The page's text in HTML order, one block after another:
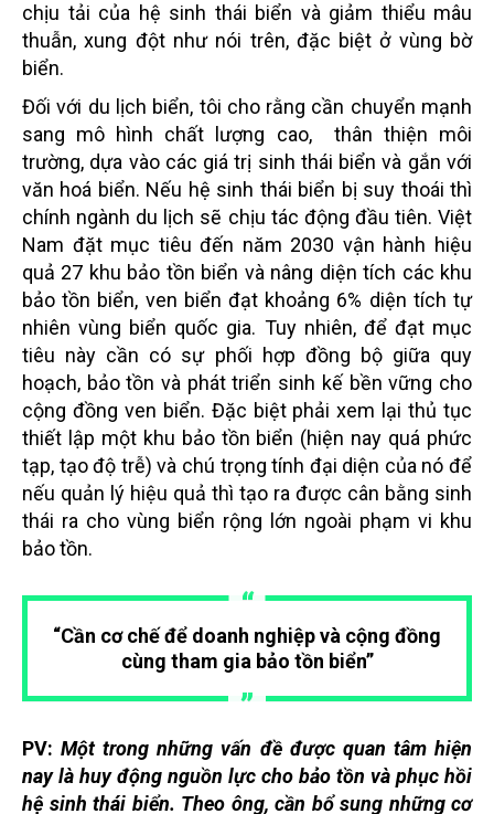
chịu tải của hệ sinh thái biển và giảm thiểu mâu
thuẫn, xung đột như nói trên, đặc biệt ở vùng bờ
biển.
Đối với du lịch biển, tôi cho rằng cần chuyển mạnh
sang mô hình chất lượng cao, thân thiện môi
trường, dựa vào các giá trị sinh thái biển và gắn với
văn hoá biển. Nếu hệ sinh thái biển bị suy thoái thì
chính ngành du lịch sẽ chịu tác động đầu tiên. Việt
Nam đặt mục tiêu đến năm 2030 vận hành hiệu
quả 27 khu bảo tồn biển và nâng diện tích các khu
bảo tồn biển, ven biển đạt khoảng 6% diện tích tự
nhiên vùng biển quốc gia. Tuy nhiên, để đạt mục
tiêu này cần có sự phối hợp đồng bộ giữa quy
hoạch, bảo tồn và phát triển sinh kế bền vững cho
cộng đồng ven biển. Đặc biệt phải xem lại thủ tục
thiết lập một khu bảo tồn biển (hiện nay quá phức
tạp, tạo độ trễ) và chú trọng tính đại diện của nó để
nếu quản lý hiệu quả thì tạo ra được cân bằng sinh
thái ra cho vùng biển rộng lớn ngoài phạm vi khu
bảo tồn.
“Cần cơ chế để doanh nghiệp và cộng đồng
cùng tham gia bảo tồn biển”
PV: Một trong những vấn đề được quan tâm hiện
nay là huy động nguồn lực cho bảo tồn và phục hồi
hệ sinh thái biển. Theo ông, cần bổ sung những cơ